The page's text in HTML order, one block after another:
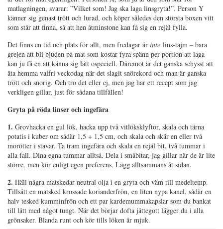
matlagningen, svarar: ”Vilket som! Jag ska laga linsgryta!”. Person Y
känner sig genast trött och lurad, och köper således den största boxen vitt
som står att finna, så att hen åtminstone kan få sig en rejäl fylla.
Det finns en tid och plats för allt, men fredagar är inte lins-tajm – bara
grejen att bli bjuden på mat som kostar fyra spänn per portion att laga
kan ju få en att känna sig lätt ospeciell. Däremot är det ganska schysst att
äta hemma valfri veckodag när det slagit snörekord och man är ganska
trött och snorig. Och tro det eller ej, men jag har ett recept som jag
verkligen gillar, just för sådana tillfällen!
Gryta på röda linser och ingefära
1. Grovhacka en gul lök, hacka upp två vitlöksklyftor, skala och tärna
potatis i kuber om sådär 1,5 + 1,5 cm, och skala och skär en eller två
morötter i stavar. Ta tram ingefära och skala en rejäl bit, två tummar i
alla fall. Dina egna tummar alltså. Dela i småbitar, jag gillar när de är lite
större, men kör enligt egen preferens. Lägg alltsammans åt sidan.
2. Häll några matskedar neutral olja i en gryta och väm till medeltemp.
Tillsätt en matsked krossade korianderfrön, en liten nypa kanel, sådär en
halv tesked kumminfrön och ett par kardemummakapslar som du bankat
till lätt med något tungt. När det börjar dofta jättegott lägger du i alla
grönsaker. Blanda runt och kör tills löken är mjuk.